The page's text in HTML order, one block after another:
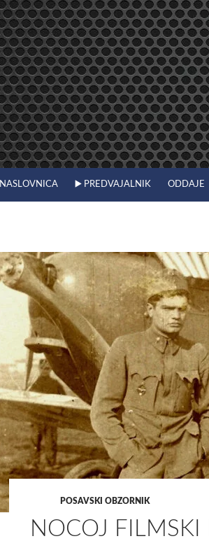
NASLOVNICA ▶️ PREDVAJALNIK ODDAJE
POSAVSKI OBZORNIK
NOCOJ